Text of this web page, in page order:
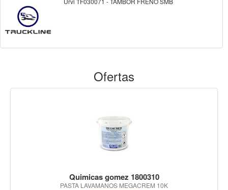
Ofertas
Quimicas gomez 1800310
PASTA LAVAMANOS MEGACREM 10K